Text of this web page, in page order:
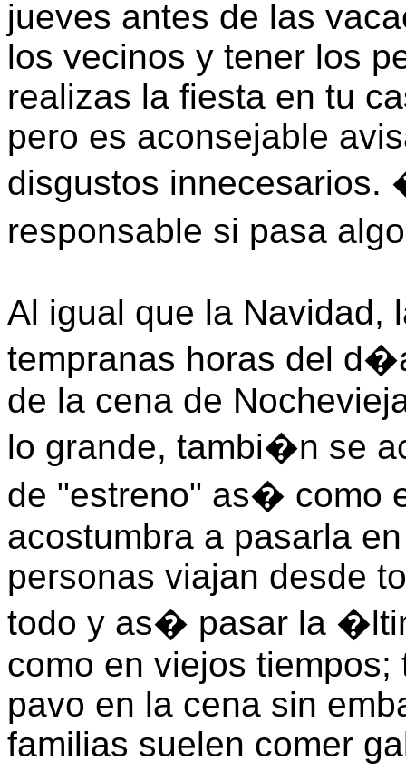
jueves antes de las
los vecinos y tener los
realizas la fiesta en tu
pero es aconsejable
disgustos
responsable si pasa
Al igual que la Navidad,
tempranas horas del
de la cena de
lo grande, tambi�n se
de "estreno" as� como
acostumbra a pasarla
personas viajan desde
todo y as� pasar la
como en viejos
pavo en la cena sin
familias suelen comer